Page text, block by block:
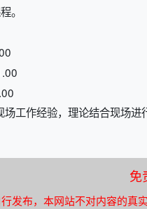
。
工作经验，理论结合现场进
免
发布，本网站不对内容的真